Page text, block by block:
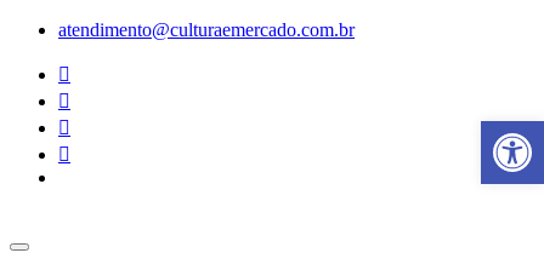
conteúdo
atendimento@culturaemercado.com.br
Abrir a